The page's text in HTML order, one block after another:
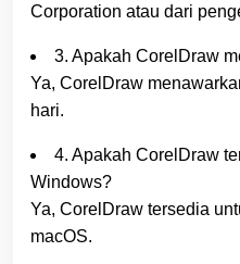
Corporation atau dari
3. Apakah CorelDraw
Ya, CorelDraw
hari.
4. Apakah CorelDraw
Windows?
Ya, CorelDraw tersedia
macOS.